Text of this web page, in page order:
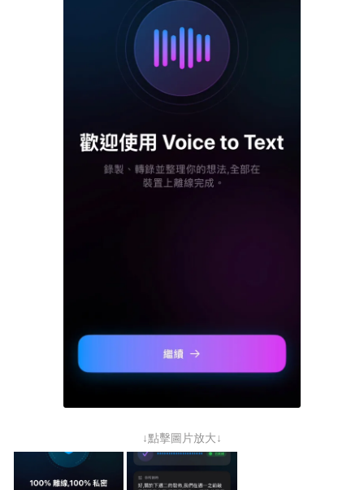
↓點擊圖片放大↓